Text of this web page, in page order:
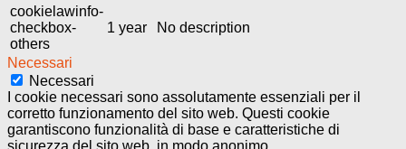
cookielawinfo-
checkbox-
others
1 year No description
Necessari
Necessari
I cookie necessari sono assolutamente essenziali per il
corretto funzionamento del sito web. Questi cookie
garantiscono funzionalità di base e caratteristiche di
sicurezza del sito web, in modo anonimo.